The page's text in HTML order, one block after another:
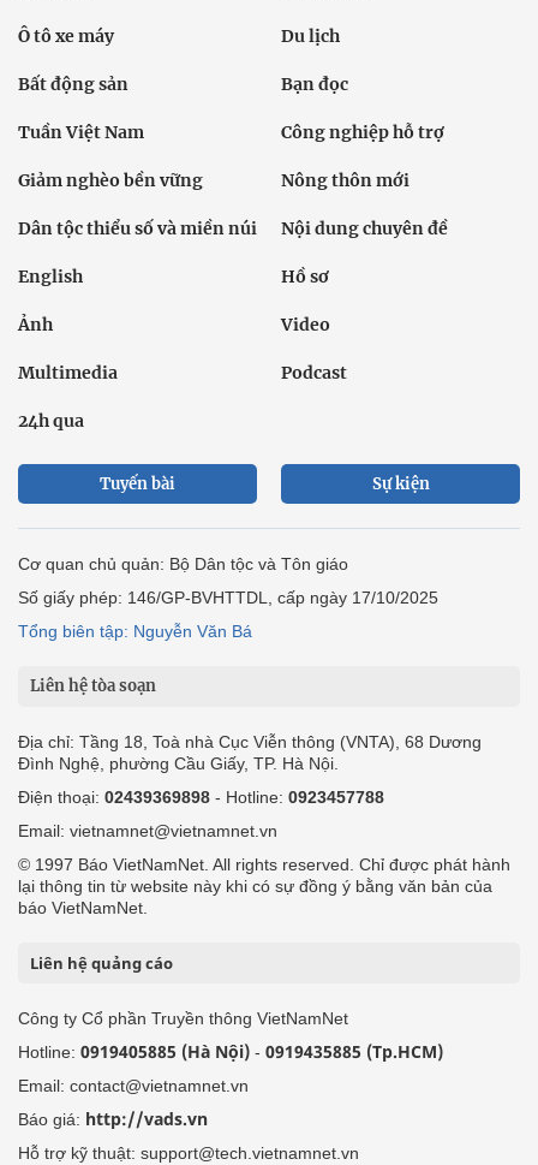
Ô tô xe máy Du lịch
Bất động sản Bạn đọc
Tuần Việt Nam Công nghiệp hỗ trợ
Giảm nghèo bền vững Nông thôn mới
Dân tộc thiểu số và miền núi Nội dung chuyên đề
English Hồ sơ
Ảnh Video
Multimedia Podcast
24h qua
Tuyến bài Sự kiện
Cơ quan chủ quản: Bộ Dân tộc và Tôn giáo
Số giấy phép: 146/GP-BVHTTDL, cấp ngày 17/10/2025
Tổng biên tập: Nguyễn Văn Bá
Liên hệ tòa soạn
Địa chỉ: Tầng 18, Toà nhà Cục Viễn thông (VNTA), 68 Dương
Đình Nghệ, phường Cầu Giấy, TP. Hà Nội.
Điện thoại: 02439369898 - Hotline: 0923457788
Email: vietnamnet@vietnamnet.vn
© 1997 Báo VietNamNet. All rights reserved. Chỉ được phát hành
lại thông tin từ website này khi có sự đồng ý bằng văn bản của
báo VietNamNet.
Liên hệ quảng cáo
Công ty Cổ phần Truyền thông VietNamNet
Hotline: 0919405885 (Hà Nội) - 0919435885 (Tp.HCM)
Email: contact@vietnamnet.vn
Báo giá: http://vads.vn
Hỗ trợ kỹ thuật: support@tech.vietnamnet.vn